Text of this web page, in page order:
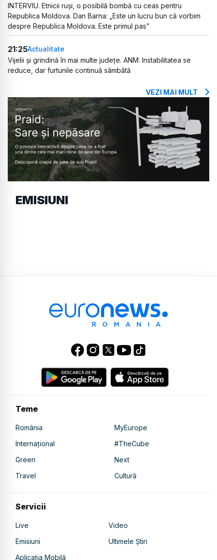
INTERVIU. Etnicii ruși, o posibilă bombă cu ceas pentru
Republica Moldova. Dan Barna: „Este un lucru bun că vorbim
despre Republica Moldova. Este primul pas”
21:25Actualitate
Vijelii și grindină în mai multe județe. ANM: Instabilitatea se
reduce, dar furtunile continuă sâmbătă
VEZI MAI MULT
EMISIUNI
Teme
România
MyEurope
Internațional
#TheCube
Green
Next
Travel
Cultură
Servicii
Live
Video
Emisiuni
Ultimele Știri
Aplicația Mobilă